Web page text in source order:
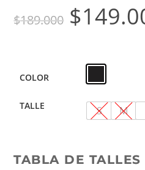
$189.000 $
COLOR
TALLE S M
TABLA DE TALLES